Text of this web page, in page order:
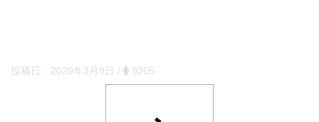
投稿日： 2020年3月9日 / 9205